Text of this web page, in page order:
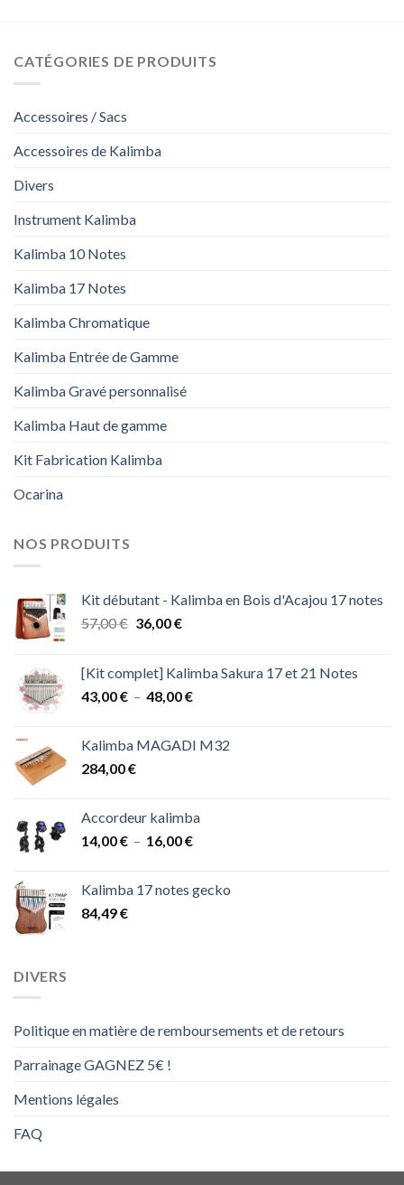
CATÉGORIES DE PRODUITS
Accessoires / Sacs
Accessoires de Kalimba
Divers
Instrument Kalimba
Kalimba 10 Notes
Kalimba 17 Notes
Kalimba Chromatique
Kalimba Entrée de Gamme
Kalimba Gravé personnalisé
Kalimba Haut de gamme
Kit Fabrication Kalimba
Ocarina
NOS PRODUITS
Kit débutant - Kalimba en Bois d'Acajou 17 notes
57,00€ Le
était :
57,00 €.
36,00€Le
est :
36,00 €.
[Kit complet] Kalimba Sakura 17 et 21 Notes
43,00€ – 48,00€Plage
43,00 €
Kalimba MAGADI M32
284,00€
Accordeur kalimba
14,00€ – 16,00€Plage
14,00 €
Kalimba 17 notes gecko
84,49€
DIVERS
Politique en matière de remboursements et de retours
Parrainage GAGNEZ 5€ !
Mentions légales
FAQ